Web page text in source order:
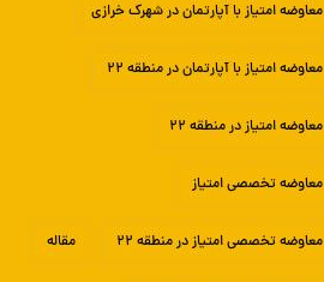
معاوضه امتیاز با آپارتمان در شهرک خرازی
معاوضه امتیاز با آپارتمان در منطقه ۲۲
معاوضه امتیاز در منطقه ۲۲
معاوضه تخصصی امتیاز
معاوضه تخصصی امتیاز در منطقه ۲۲ مقاله